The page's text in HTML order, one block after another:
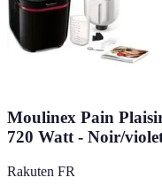
Moulinex Pain
720 Watt - Noir/
Rakuten FR